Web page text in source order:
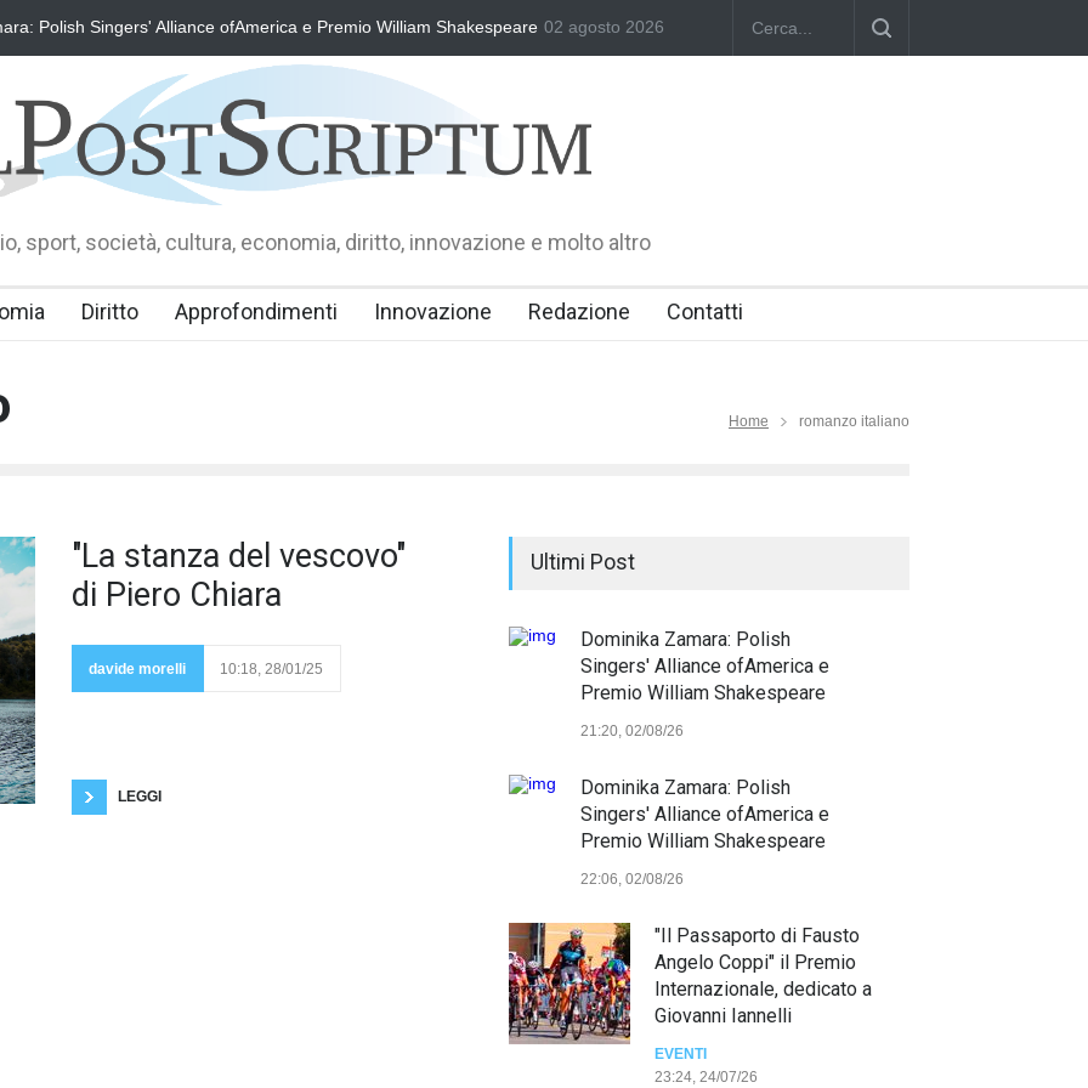
Polish Singers' Alliance ofAmerica e Premio William Shakespeare Dominika Zamara: Polish Singers' Alliance ofAmerica e Premio
02 agosto 2026
sport, società, cultura, economia, diritto, innovazione e molto altro
Diritto Approfondimenti Innovazione Redazione Contatti
Home romanzo italiano
"La stanza del vescovo"
di Piero Chiara
davide morelli 10:18, 28/01/25
LEGGI
Ultimi Post
Dominika Zamara: Polish
Singers' Alliance ofAmerica e
Premio William Shakespeare
21:20, 02/08/26
Dominika Zamara: Polish
Singers' Alliance ofAmerica e
Premio William Shakespeare
22:06, 02/08/26
"Il Passaporto di Fausto
Angelo Coppi" il Premio
Internazionale, dedicato a
Giovanni Iannelli
EVENTI
23:24, 24/07/26